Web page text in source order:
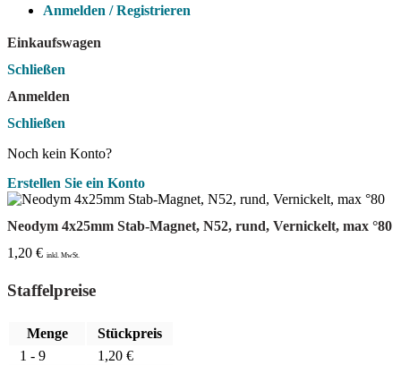
Anmelden / Registrieren
Einkaufswagen
Schließen
Anmelden
Schließen
Noch kein Konto?
Erstellen Sie ein Konto
Neodym 4x25mm Stab-Magnet, N52, rund, Vernickelt, max °80
1,20 € inkl. MwSt.
Staffelpreise
Menge
Stückpreis
1 - 9
1,20 €